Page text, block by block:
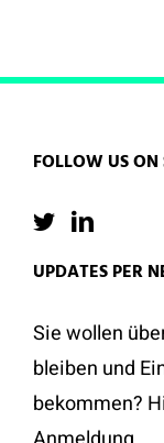
FOLLOW US
UPDATES PER
Sie wollen
bleiben und
bekommen?